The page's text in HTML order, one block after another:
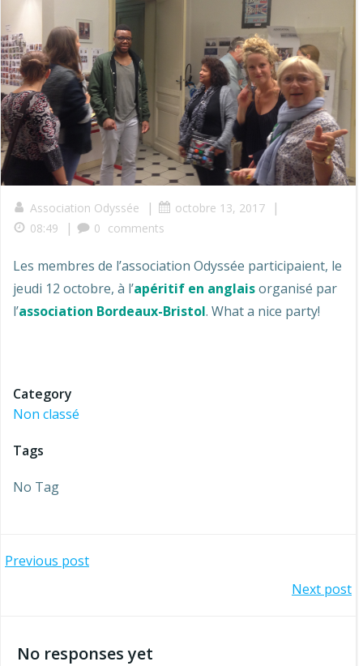
Association Odyssée | octobre 13, 2017 |
08:49 | 0 comments
Les membres de l’association Odyssée participaient, le
jeudi 12 octobre, à l’apéritif en anglaisorganisé par
l’association Bordeaux-Bristol. What a nice party!
Category
Non classé
Tags
No Tag
Navigation
l’article
Previous post
de
Next post
No responses yet